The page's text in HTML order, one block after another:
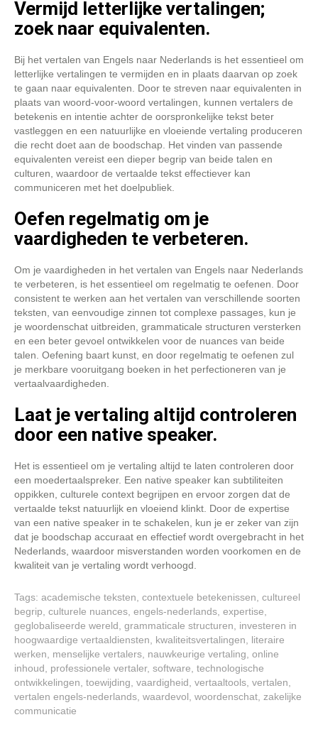
Vermijd letterlijke vertalingen;
zoek naar equivalenten.
Bij het vertalen van Engels naar Nederlands is het essentieel om
letterlijke vertalingen te vermijden en in plaats daarvan op zoek
te gaan naar equivalenten. Door te streven naar equivalenten in
plaats van woord-voor-woord vertalingen, kunnen vertalers de
betekenis en intentie achter de oorspronkelijke tekst beter
vastleggen en een natuurlijke en vloeiende vertaling produceren
die recht doet aan de boodschap. Het vinden van passende
equivalenten vereist een dieper begrip van beide talen en
culturen, waardoor de vertaalde tekst effectiever kan
communiceren met het doelpubliek.
Oefen regelmatig om je
vaardigheden te verbeteren.
Om je vaardigheden in het vertalen van Engels naar Nederlands
te verbeteren, is het essentieel om regelmatig te oefenen. Door
consistent te werken aan het vertalen van verschillende soorten
teksten, van eenvoudige zinnen tot complexe passages, kun je
je woordenschat uitbreiden, grammaticale structuren versterken
en een beter gevoel ontwikkelen voor de nuances van beide
talen. Oefening baart kunst, en door regelmatig te oefenen zul
je merkbare vooruitgang boeken in het perfectioneren van je
vertaalvaardigheden.
Laat je vertaling altijd controleren
door een native speaker.
Het is essentieel om je vertaling altijd te laten controleren door
een moedertaalspreker. Een native speaker kan subtiliteiten
oppikken, culturele context begrijpen en ervoor zorgen dat de
vertaalde tekst natuurlijk en vloeiend klinkt. Door de expertise
van een native speaker in te schakelen, kun je er zeker van zijn
dat je boodschap accuraat en effectief wordt overgebracht in het
Nederlands, waardoor misverstanden worden voorkomen en de
kwaliteit van je vertaling wordt verhoogd.
Tags: academische teksten contextuele betekenissen cultureel
begrip culturele nuances engels-nederlands expertise
geglobaliseerde wereld grammaticale structuren
investeren in
hoogwaardige vertaaldiensten
kwaliteitsvertalingen
literaire
werken
menselijke vertalers nauwkeurige vertaling online
inhoud
professionele vertaler, software technologische
ontwikkelingen toewijding vaardigheid vertaaltools vertalen
vertalen engels-nederlands waardevol woordenschat zakelijke
communicatie